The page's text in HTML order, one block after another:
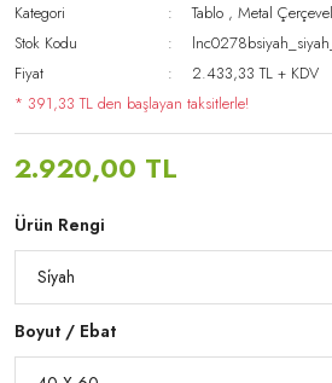
Kategori Tablo ,Metal
Stok Kodu
Fiyat
2.433,33 TL + KDV
* 391,33 TL den başlayan taksitlerle!
2.920,00 TL
Ürün Rengi
Boyut / Ebat